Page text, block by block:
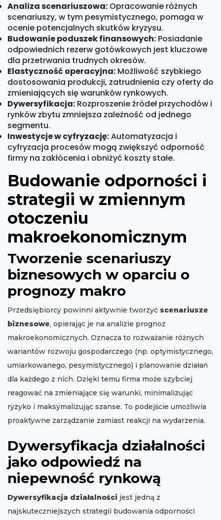
Analiza scenariuszowa: Opracowanie różnych
scenariuszy, w tym pesymistycznego, pomaga w
ocenie potencjalnych skutków kryzysu.
Budowanie poduszek finansowych: Posiadanie
odpowiednich rezerw gotówkowych jest kluczowe
dla przetrwania trudnych okresów.
Elastyczność operacyjna: Możliwość szybkiego
dostosowania produkcji, zatrudnienia czy oferty do
zmieniających się warunków rynkowych.
Dywersyfikacja: Rozproszenie źródeł przychodów i
rynków zbytu zmniejsza zależność od jednego
segmentu.
Inwestycje w cyfryzację:Automatyzacja i
cyfryzacja procesów mogą zwiększyć odporność
firmy na zakłócenia i obniżyć koszty stałe.
Budowanie odporności i
strategii w zmiennym
otoczeniu
makroekonomicznym
Tworzenie scenariuszy
biznesowych w oparciu o
prognozy makro
Przedsiębiorcy powinni aktywnie tworzyć scenariusze
biznesowe, opierając je na analizie prognoz
makroekonomicznych. Oznacza to rozważanie różnych
wariantów rozwoju gospodarczego (np. optymistycznego,
umiarkowanego, pesymistycznego) i planowanie działań
dla każdego z nich. Dzięki temu firma może szybciej
reagować na zmieniające się warunki, minimalizując
ryzyko i maksymalizując szanse. To podejście umożliwia
proaktywne zarządzanie zamiast reakcji na wydarzenia.
Dywersyfikacja działalności
jako odpowiedź na
niepewność rynkową
Dywersyfikacja działalności jest jedną z
najskuteczniejszych strategii budowania odporności